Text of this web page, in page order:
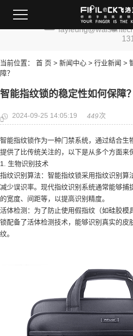
全
线:
当前位置： 首 页 > 新闻中心 > 行业新闻 >
障？
智能指纹锁的稳定性如何保障？
2024-09-25 14:05:19 449次
智能指纹锁作为一种门禁系统，通过结合生
提供了比传统关注的，以下是从多个方面来
1. 生物识别技术
指纹识别算法：智能指纹锁采用指纹识别算
减少误识率。现代指纹识别系统通常能够捕
的宽度、间距等，以提高识别精度。
活体检测：为了防止使用假指纹（如硅胶模
锁配备了活体检测技术，能够识别真实的皮
纹。